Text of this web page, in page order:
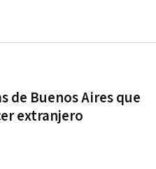
de Buenos Aires que
extranjero